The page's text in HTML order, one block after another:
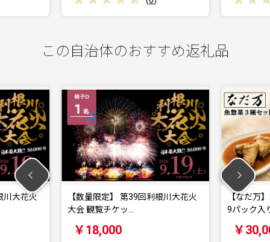
この自治体のおすすめ返礼品
数量限定】 第39回利根川大花火
【なだ万】料亭の魚惣菜3種